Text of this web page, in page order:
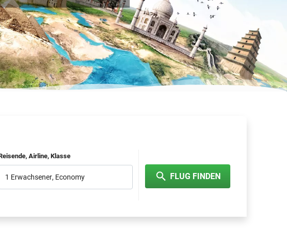
Airline, Klasse
1 Erwachsener, Economy FLUG FINDEN